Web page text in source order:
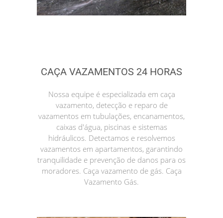
CAÇA VAZAMENTOS 24 HORAS
Nossa equipe é especializada em caça
vazamento, detecção e reparo de
vazamentos em tubulações, encanamentos,
caixas d'água, piscinas e sistemas
hidráulicos. Detectamos e resolvemos
vazamentos em apartamentos, garantindo
tranquilidade e prevenção de danos para os
moradores. Caça vazamento de gás. Caça
Vazamento Gás.